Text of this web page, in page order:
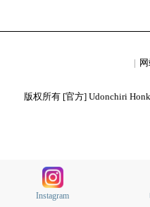
版权所有 [官方] Udonchiri
Instagram